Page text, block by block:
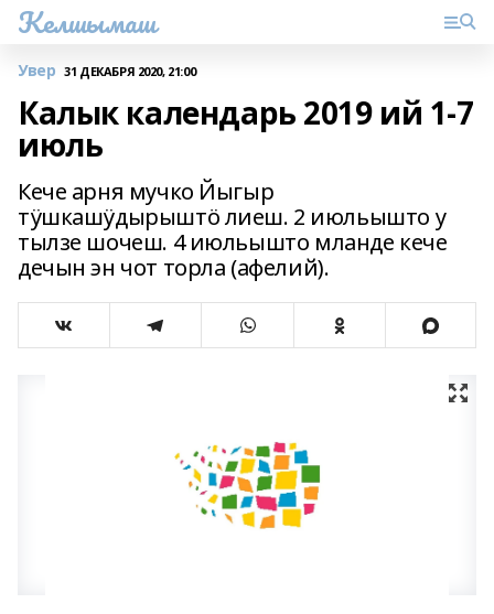
Келшымаш
Увер 31 ДЕКАБРЯ 2020, 21:00
Калык календарь 2019 ий 1-7
июль
Кече арня мучко Йыгыр
тӱшкашӱдырыштӧ лиеш. 2 июльышто у
тылзе шочеш. 4 июльышто мланде кече
дечын эн чот торла (афелий).